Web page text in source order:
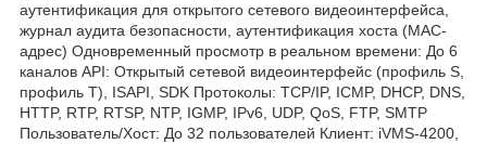
аутентификация для открытого сетевого видеоинтерфейса,
журнал аудита безопасности, аутентификация хоста (MAC-
адрес) Одновременный просмотр в реальном времени: До 6
каналов API: Открытый сетевой видеоинтерфейс (профиль S,
профиль T), ISAPI, SDK Протоколы: TCP/IP, ICMP, DHCP, DNS,
HTTP, RTP, RTSP, NTP, IGMP, IPv6, UDP, QoS, FTP, SMTP
Пользователь/Хост: До 32 пользователей Клиент: iVMS-4200,